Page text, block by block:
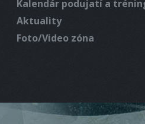
Kalendár podujatí a
Aktuality
Foto/Video zóna